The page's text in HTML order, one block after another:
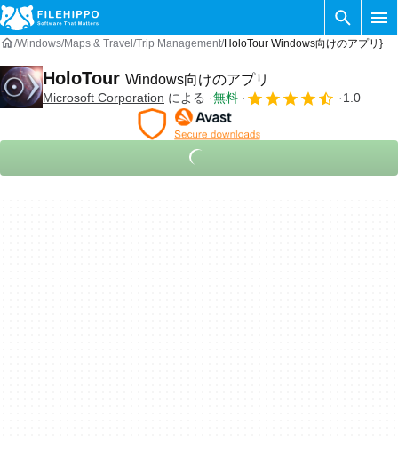
Windows Maps & Travel Trip Management HoloTour Windows向けのアプリ}
HoloTour Windows向けのアプリ
Microsoft Corporation による 無料 1.0